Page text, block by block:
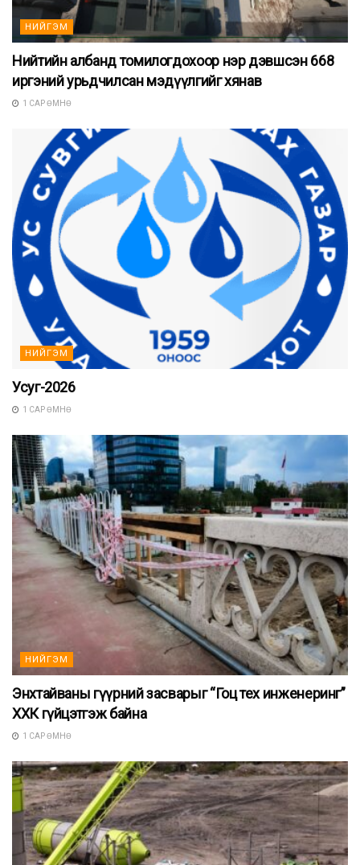
НИЙГЭМ
Нийтийн албанд томилогдохоор нэр дэвшсэн 668
иргэний урьдчилсан мэдүүлгийг хянав
1 САР ӨМНӨ
НИЙГЭМ
Усуг-2026
1 САР ӨМНӨ
НИЙГЭМ
Энхтайваны гүүрний засварыг “Гоц тех инженеринг”
ХХК гүйцэтгэж байна
1 САР ӨМНӨ